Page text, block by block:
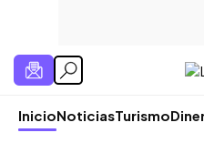
InicioNoticiasTurismo